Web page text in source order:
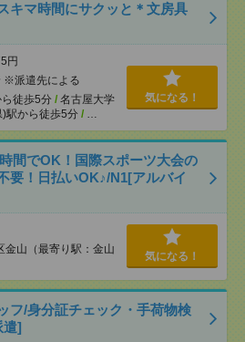
キマ時間にサクッと＊文房具
円
※派遣先による
徒歩5分 / 名古屋大学
駅から徒歩5分 / …
気になる！
間でOK！国際スポーツ大会の
要！日払いOK♪/N1[アルバイ
金山（最寄り駅：金山
気になる！
フ/身分証チェック・手荷物検
遣]